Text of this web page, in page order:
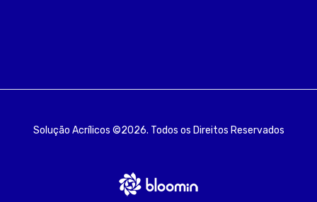
Solução Acrílicos ©2026. Todos os Direitos Reservados